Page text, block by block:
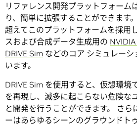
リファレンス開発プラットフォーム
り、簡単に拡張することができます
超えてこのプラットフォームを採用
スおよび合成データ生成用の
DRIVE Sim などのコア シミュレー
います。
DRIVE Sim を使用すると、仮想環境
を再現し、滅多に起こらない危険な
と開発を行うことができます。 さら
ーはあらゆるシーンのグラウンドト